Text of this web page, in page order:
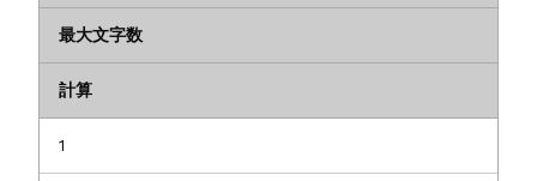
最大文字数
計算
1